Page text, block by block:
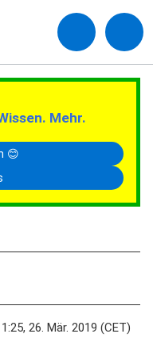
Mehr.
😊
26. Mär. 2019 (CET)